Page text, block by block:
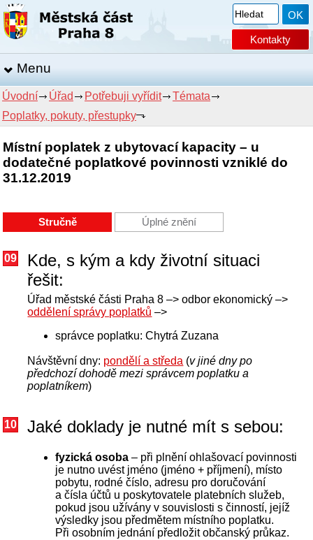
Kontakty
Menu
Úvodní Úřad Potřebuji vyřídit
Témata
Poplatky, pokuty, přestupky
Místní poplatek z ubytovací kapacity – u
dodatečné poplatkové povinnosti vzniklé do
31.12.2019
Stručně Úplné znění
09
Kde, s kým a kdy životní situaci
řešit:
Úřad městské části Praha 8 –> odbor ekonomický –>
oddělení správy poplatků –>
správce poplatku: Chytrá Zuzana
Návštěvní dny: pondělí a středa (v jiné dny po
předchozí dohodě mezi správcem poplatku a
poplatníkem)
10 Jaké doklady je nutné mít s sebou:
fyzická osoba – při plnění ohlašovací povinnosti
je nutno uvést jméno (jméno + příjmení), místo
pobytu, rodné číslo, adresu pro doručování
a čísla účtů u poskytovatele platebních služeb,
pokud jsou užívány v souvislosti s činností, jejíž
výsledky jsou předmětem místního poplatku.
Při osobním jednání předložit občanský průkaz.